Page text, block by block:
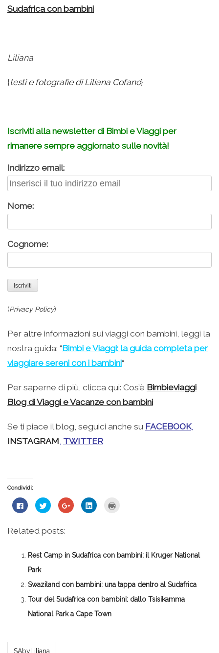
Sudafrica con bambini
Liliana
{testi e fotografie di Liliana Cofano}
Iscriviti alla newsletter di Bimbi e Viaggi per
rimanere sempre aggiornato sulle novità!
Indirizzo email:
Nome:
Cognome:
(Privacy Policy)
Per altre informazioni sui viaggi con bambini, leggi la
nostra guida: “Bimbi e Viaggi: la guida completa per
viaggiare sereni con i bambini“
Per saperne di più, clicca qui: Cos’è Bimbieviaggi
Blog di Viaggi e Vacanze con bambini
Se ti piace il blog, seguici anche su FACEBOOK,
INSTAGRAM, TWITTER
Condividi:
Fai
clic
su
Facebook
in
una
finestra)
Fai
clic
condividere
su
apre
in
Fai
clic
apre
in
Fai
clic
in
una
nuova
Related posts:
Rest Camp in Sudafrica con bambini: il Kruger National
Park
Swaziland con bambini: una tappa dentro al Sudafrica
Tour del Sudafrica con bambini: dallo Tsisikamma
National Park a Cape Town
*Redazione*
SAbyLiliana